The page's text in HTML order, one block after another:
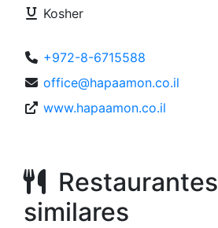
Kosher
+972-8-6715588
office@hapaamon.co.il
www.hapaamon.co.il
Restaurantes
similares